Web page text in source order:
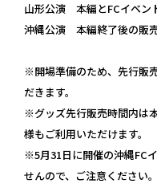
山形公演 本編とFCイベン
沖縄公演 本編終了後の販売
※開場準備のため、先行販
だきます。
※グッズ先行販売時間内は
様もご利用いただけます。
※5月31日に開催の沖縄FC
せんので、ご注意ください。